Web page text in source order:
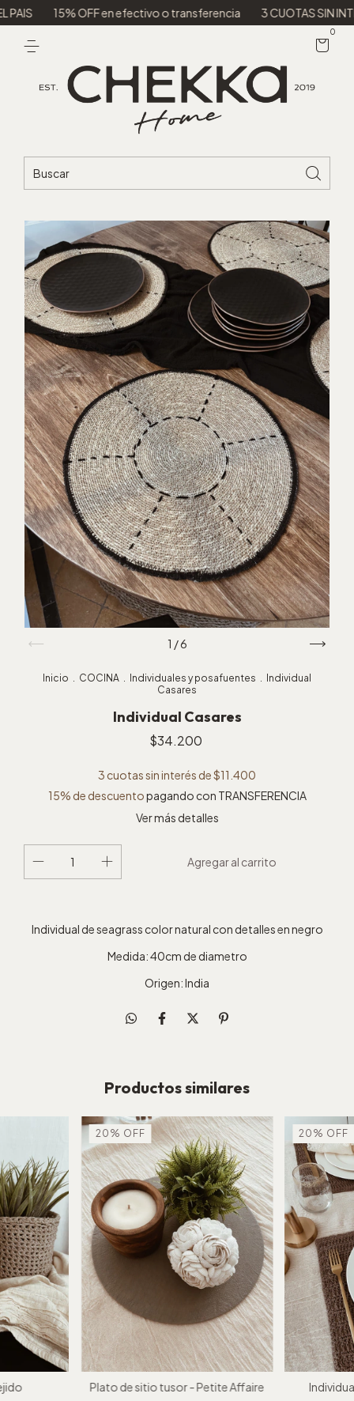
15% OFF en efectivo o transferencia 3 CUOTAS SIN INTERES
0
1 /6
Inicio . COCINA . Individuales y posafuentes .
Individual
Casares
Individual Casares
$34.200
3 cuotas sin interés de$11.400
15% de descuentopagando con TRANSFERENCIA
Ver más detalles
Individual de seagrass color natural con detalles en negro
Medida: 40cm de diametro
Origen: India
Productos similares
20 % OFF
Plato de sitio tusor - Petite Affaire
20 % OFF